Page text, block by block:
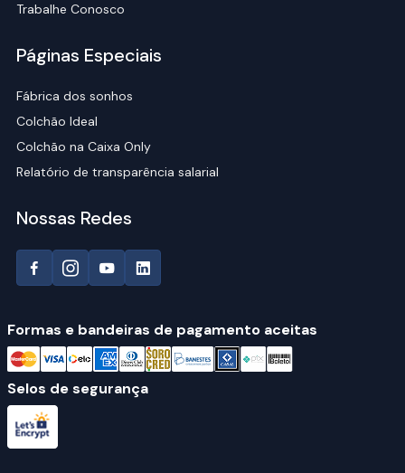
Trabalhe Conosco
Páginas Especiais
Fábrica dos sonhos
Colchão Ideal
Colchão na Caixa Only
Relatório de transparência salarial
Nossas Redes
Formas e bandeiras de pagamento aceitas
Selos de segurança